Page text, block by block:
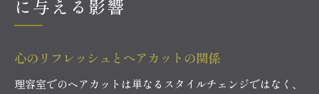
に与える影響
心のリフレッシュとヘアカットの関係
理容室でのヘアカットは単なるスタイルチェンジではなく、